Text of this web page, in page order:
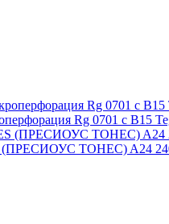
Rg 0701 с В15
(ПРЕCИОУС ТОНЕС) A24